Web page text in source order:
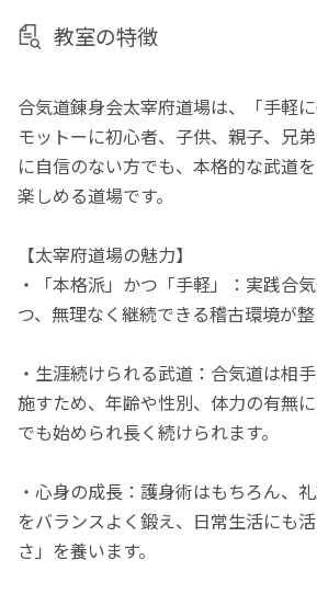
教室の特徴
合気道錬身会太宰府道場は、「手軽
モットーに初心者、子供、親子、兄
に自信のない方でも、本格的な武道
楽しめる道場です。
【太宰府道場の魅力】
・「本格派」かつ「手軽」：実践合
つ、無理なく継続できる稽古環境が整
・生涯続けられる武道：合気道は相
施すため、年齢や性別、体力の有無
でも始められ長く続けられます。
・心身の成長：護身術はもちろん、
をバランスよく鍛え、日常生活にも
さ」を養います。